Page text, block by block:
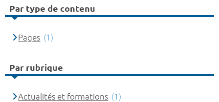
Par type de contenu
Pages (1)
Par rubrique
Actualités et formations (1)